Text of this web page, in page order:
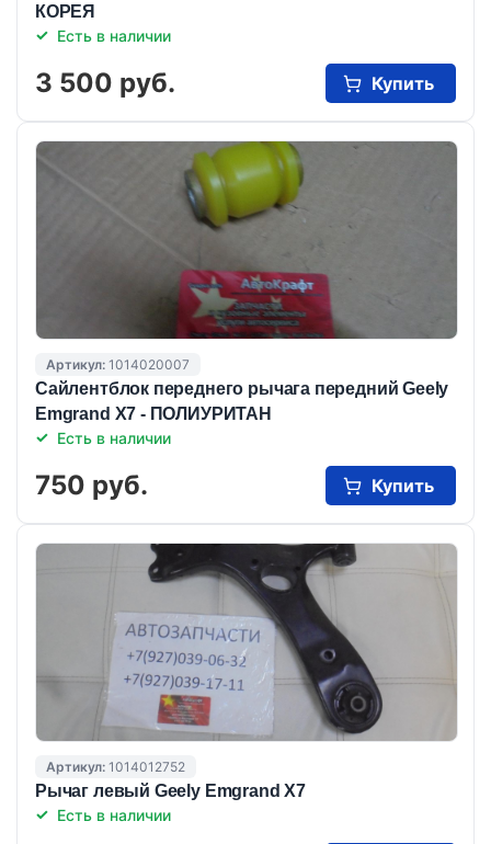
КОРЕЯ
Есть в наличии
3 500 руб. Купить
Артикул: 1014020007
Сайлентблок переднего рычага передний Geely
Emgrand X7 - ПОЛИУРИТАН
Есть в наличии
750 руб. Купить
Артикул: 1014012752
Рычаг левый Geely Emgrand X7
Есть в наличии